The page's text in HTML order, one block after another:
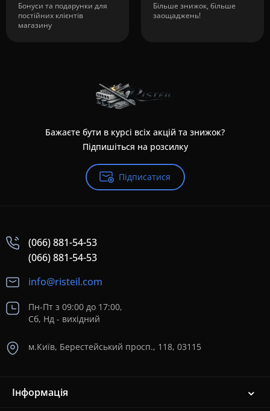
Бонуси та подарунки для
постійних клієнтів
магазину
Більше знижок, більше
заощаджень!
Бажаєте бути в курсі всіх акцій та знижок?
Підпишіться на розсилку
Підписатися
(066) 881-54-53
(066) 881-54-53
info@risteil.com
Пн-Пт з 09:00 до 17:00,
Сб, Нд - вихідний
м.Київ, Берестейський просп., 118, 03115
Інформація